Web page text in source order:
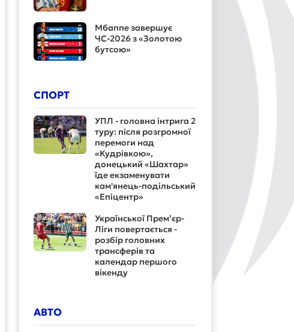
Мбаппе завершує
ЧС-2026 з «Золотою
бутсою»
СПОРТ
УПЛ - головна інтрига 2
туру: після розгромної
перемоги над
«Кудрівкою»,
донецький «Шахтар»
їде екзаменувати
кам'янець-подільський
«Епіцентр»
Української Прем’єр-
Ліги повертається -
розбір головних
трансферів та
календар першого
вікенду
АВТО